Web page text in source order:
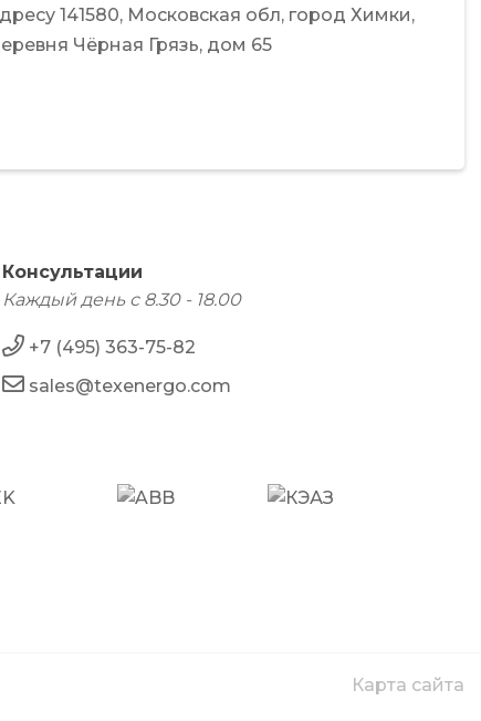
141580, Московская обл, город Химки,
Чёрная Грязь, дом 65
Консультации
Каждый день с 8.30 - 18.00
+7 (495) 363-75-82
sales@texenergo.com
Карта сайта